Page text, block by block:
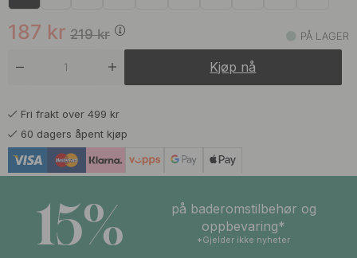
219kr
187 kr PÅ LAGER
Kjøp nå
Fri frakt over 499 kr
60 dagers åpent kjøp
15%
på baderomstilbehør og
oppbevaring*
*Gjelder ikke nyheter